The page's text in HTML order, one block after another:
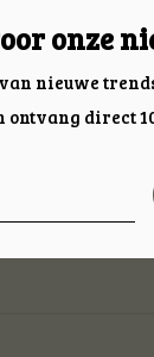
onze
nieuwe
ontvang direct